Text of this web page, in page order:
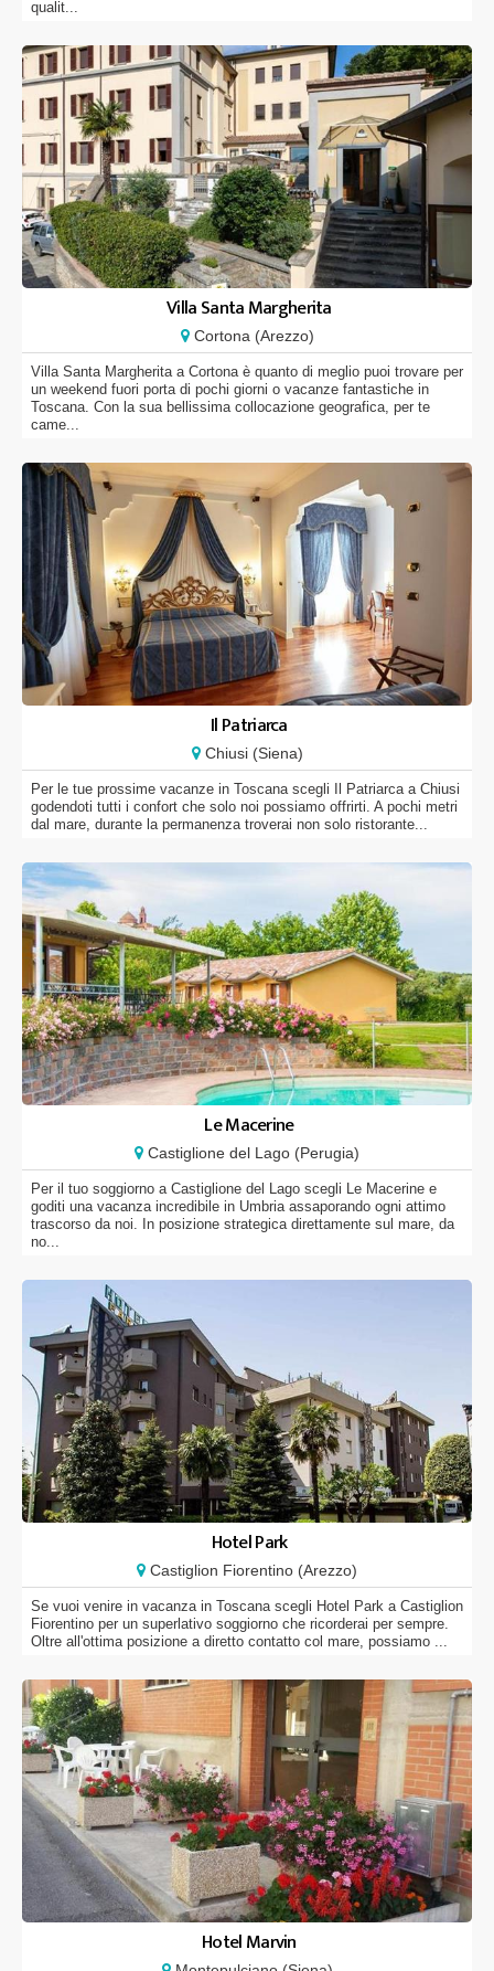
qualit...
Villa Santa Margherita
Cortona (Arezzo)
Villa Santa Margherita a Cortona è quanto di meglio puoi trovare per
un weekend fuori porta di pochi giorni o vacanze fantastiche in
Toscana. Con la sua bellissima collocazione geografica, per te
came...
Il Patriarca
Chiusi (Siena)
Per le tue prossime vacanze in Toscana scegli Il Patriarca a Chiusi
godendoti tutti i confort che solo noi possiamo offrirti. A pochi metri
dal mare, durante la permanenza troverai non solo ristorante...
Le Macerine
Castiglione del Lago (Perugia)
Per il tuo soggiorno a Castiglione del Lago scegli Le Macerine e
goditi una vacanza incredibile in Umbria assaporando ogni attimo
trascorso da noi. In posizione strategica direttamente sul mare, da
no...
Hotel Park
Castiglion Fiorentino (Arezzo)
Se vuoi venire in vacanza in Toscana scegli Hotel Park a Castiglion
Fiorentino per un superlativo soggiorno che ricorderai per sempre.
Oltre all'ottima posizione a diretto contatto col mare, possiamo ...
Hotel Marvin